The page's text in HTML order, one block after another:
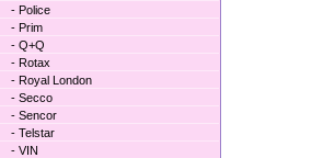
- Police
- Prim
- Q+Q
- Rotax
- Royal London
- Secco
- Sencor
- Telstar
- VIN